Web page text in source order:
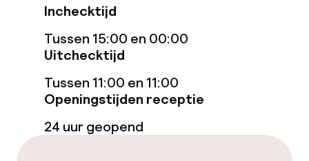
Eet- en drinkgelegenheden
Restaurant
Bar
Inchecktijd
Tussen 15:00 en 00:00
Uitchecktijd
Tussen 11:00 en 11:00
Openingstijden receptie
24 uur geopend